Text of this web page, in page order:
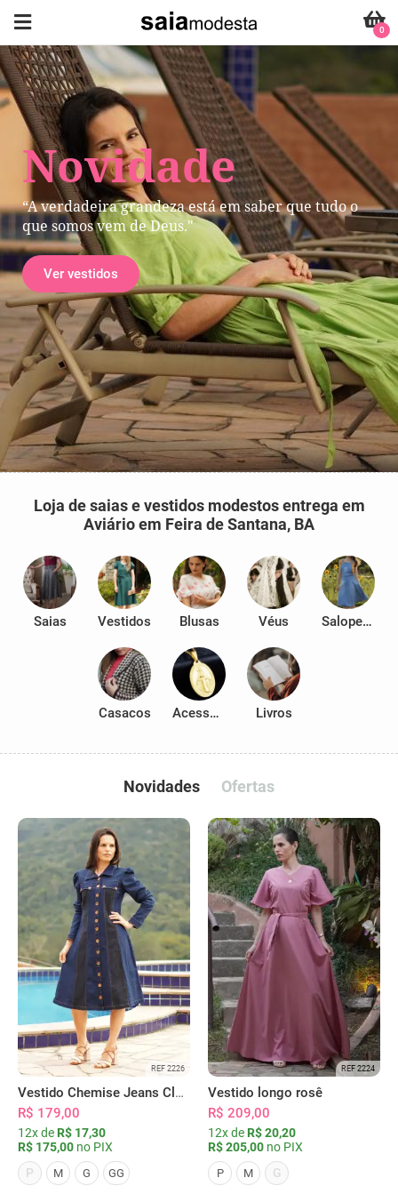
Novidade
“A verdadeira grandeza está em saber que tudo o
que somos vem de Deus."
Ver vestidos
0
Loja de saias e vestidos modestos entrega em
Aviário em Feira de Santana, BA
Saias Vestidos Blusas Véus Salopetes
Casacos Acessórios Livros
Novidades Ofertas
REF 2226
Vestido Chemise Jeans Clássica Serena
R$ 179,00
12x de R$ 17,30
R$ 175,00 no PIX
P
M G GG
REF 2224
Vestido longo rosê
R$ 209,00
12x de R$ 20,20
R$ 205,00 no PIX
P M G